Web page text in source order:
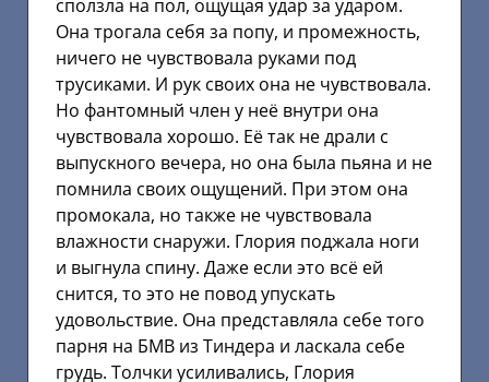
сползла на пол, ощущая удар за ударом.
Она трогала себя за попу, и промежность,
ничего не чувствовала руками под
трусиками. И рук своих она не чувствовала.
Но фантомный член у неё внутри она
чувствовала хорошо. Её так не драли с
выпускного вечера, но она была пьяна и не
помнила своих ощущений. При этом она
промокала, но также не чувствовала
влажности снаружи. Глория поджала ноги
и выгнула спину. Даже если это всё ей
снится, то это не повод упускать
удовольствие. Она представляла себе того
парня на БМВ из Тиндера и ласкала себе
грудь. Толчки усиливались, Глория